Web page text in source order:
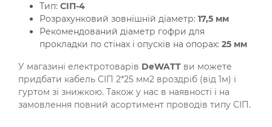
Тип: СІП-4
Розрахунковий зовнішній діаметр: 17,5 мм
Рекомендований діаметр гофри для
прокладки по стінах і опусків на опорах: 25 мм
У магазині електротоварів DeWATT ви можете
придбати кабель СІП 2*25 мм2 вроздріб (від 1м) і
гуртом зі знижкою. Також у нас в наявності і на
замовлення повний асортимент проводів типу СІП.